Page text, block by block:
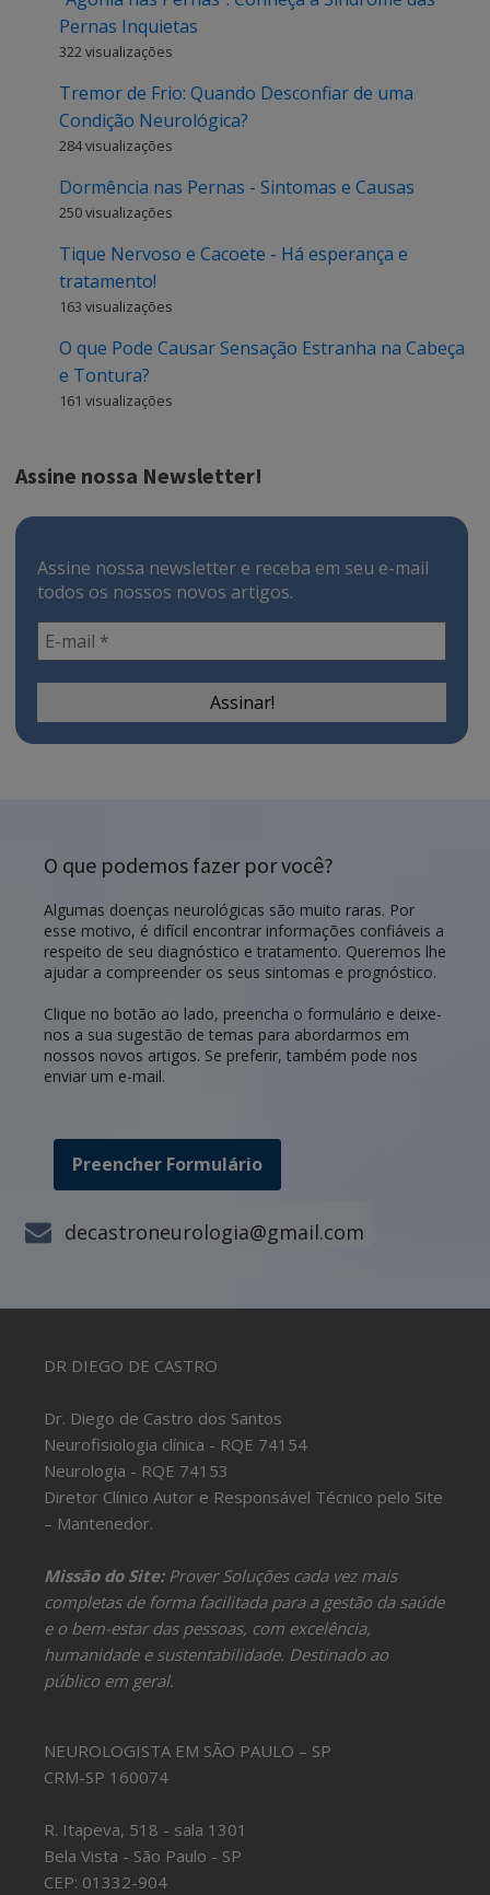
Pernas Inquietas
322 visualizações
Tremor de Frio: Quando Desconfiar de uma
Condição Neurológica?
284 visualizações
Dormência nas Pernas - Sintomas e Causas
250 visualizações
Tique Nervoso e Cacoete - Há esperança e
tratamento!
163 visualizações
O que Pode Causar Sensação Estranha na Cabeça
e Tontura?
161 visualizações
Assine nossa Newsletter!
Assine nossa newsletter e receba em seu e-mail
todos os nossos novos artigos.
O que podemos fazer por você?
Algumas doenças neurológicas são muito raras. Por
esse motivo, é difícil encontrar informações confiáveis a
respeito de seu diagnóstico e tratamento. Queremos lhe
ajudar a compreender os seus sintomas e prognóstico.
Clique no botão ao lado, preencha o formulário e deixe-
nos a sua sugestão de temas para abordarmos em
nossos novos artigos. Se preferir, também pode nos
enviar um e-mail.
Preencher Formulário
decastroneurologia@gmail.com
DR DIEGO DE CASTRO
Dr. Diego de Castro dos Santos
Neurofisiologia clínica - RQE 74154
Neurologia - RQE 74153
Diretor Clínico Autor e Responsável Técnico pelo Site
– Mantenedor.
Missão do Site:Prover Soluções cada vez mais
completas de forma facilitada para a gestão da saúde
e o bem-estar das pessoas, com excelência,
humanidade e sustentabilidade. Destinado ao
público em geral.
NEUROLOGISTA EM SÃO PAULO – SP
CRM-SP 160074
R. Itapeva, 518 - sala 1301
Bela Vista - São Paulo - SP
CEP: 01332-904